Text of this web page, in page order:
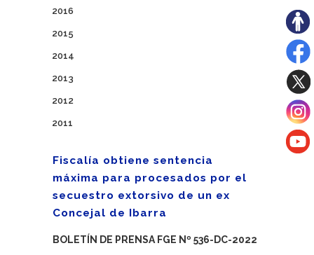
2016
2015
2014
2013
2012
2011
Fiscalía obtiene sentencia
máxima para procesados por el
secuestro extorsivo de un ex
Concejal de Ibarra
BOLETÍN DE PRENSA FGE Nº 536-DC-2022